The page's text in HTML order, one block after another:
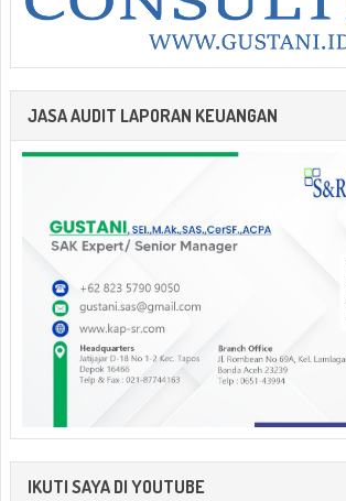
JASA AUDIT LAPORAN KEUANGAN
IKUTI SAYA DI YOUTUBE